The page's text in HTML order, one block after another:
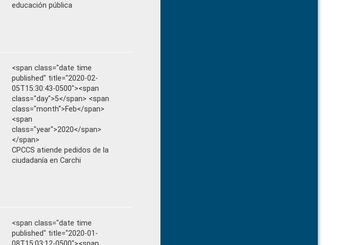
educación pública
<span class="date time
published" title="2020-02-
05T15:30:43-0500"><span
class="day">5</span> <span
class="month">Feb</span>
<span
class="year">2020</span>
</span>
CPCCS atiende pedidos de la
ciudadanía en Carchi
<span class="date time
published" title="2020-01-